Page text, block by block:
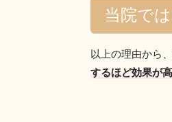
当院で
以上の理由から
するほど効果が